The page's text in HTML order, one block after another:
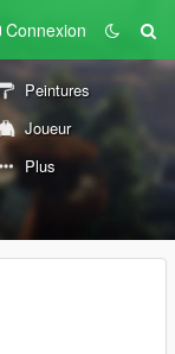
Connexion
Peintures
Joueur
Plus